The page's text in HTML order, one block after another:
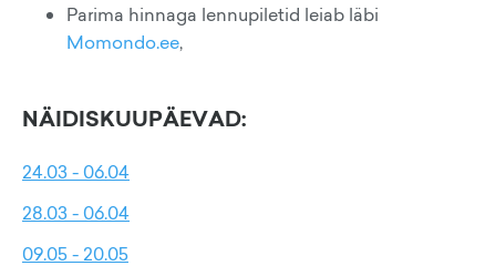
Parima hinnaga lennupiletid leiab läbi
Momondo.ee,
NÄIDISKUUPÄEVAD:
24.03 - 06.04
28.03 - 06.04
09.05 - 20.05